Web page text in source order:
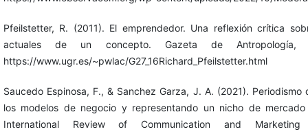
Pfeilstetter, R. (2011). El emprendedor. Una reflexión crítica
actuales de un concepto. Gazeta de Antropología,
https://www.ugr.es/~pwlac/G27_16Richard_Pfeilstetter.html
Saucedo Espinosa, F., & Sanchez Garza, J. A. (2021). Periodismo
los modelos de negocio y representando un nicho de
International Review of Communication and